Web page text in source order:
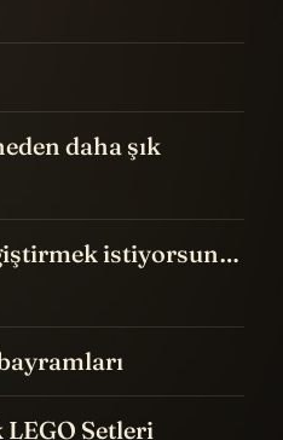
daha şık
istiyorsun…
Setleri